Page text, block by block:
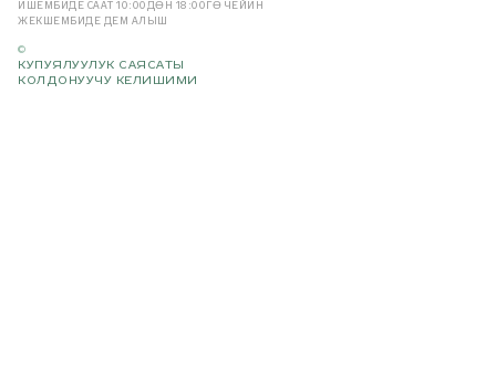
ИШЕМБИДЕ СААТ 10:00ДӨН 18:00ГӨ ЧЕЙИН
ЖЕКШЕМБИДЕ ДЕМ АЛЫШ
©
КУПУЯЛУУЛУК САЯСАТЫ
КОЛДОНУУЧУ КЕЛИШИМИ